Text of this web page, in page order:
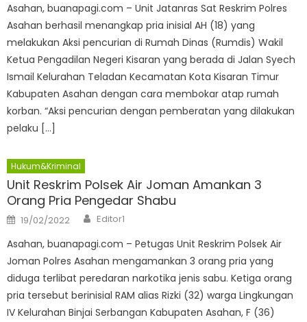
Asahan, buanapagi.com – Unit Jatanras Sat Reskrim Polres
Asahan berhasil menangkap pria inisial AH (18) yang
melakukan Aksi pencurian di Rumah Dinas (Rumdis) Wakil
Ketua Pengadilan Negeri Kisaran yang berada di Jalan Syech
Ismail Kelurahan Teladan Kecamatan Kota Kisaran Timur
Kabupaten Asahan dengan cara membokar atap rumah
korban. “Aksi pencurian dengan pemberatan yang dilakukan
pelaku […]
Hukum&Kriminal
Unit Reskrim Polsek Air Joman Amankan 3
Orang Pria Pengedar Shabu
Posted
on
19/02/2022 Author
Editor1
Asahan, buanapagi.com – Petugas Unit Reskrim Polsek Air
Joman Polres Asahan mengamankan 3 orang pria yang
diduga terlibat peredaran narkotika jenis sabu. Ketiga orang
pria tersebut berinisial RAM alias Rizki (32) warga Lingkungan
IV Kelurahan Binjai Serbangan Kabupaten Asahan, F (36)